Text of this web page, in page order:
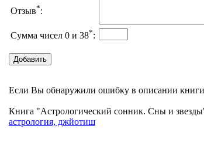
Отзыв*:
Сумма чисел 0 и 38*:
Если Вы обнаружили ошибку в описании
Книга "Астрологический сонник. Сны и
астрология, джйотиш